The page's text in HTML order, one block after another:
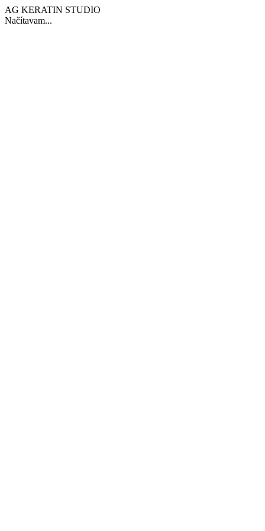
AG KERATIN STUDIO
Načítavam...